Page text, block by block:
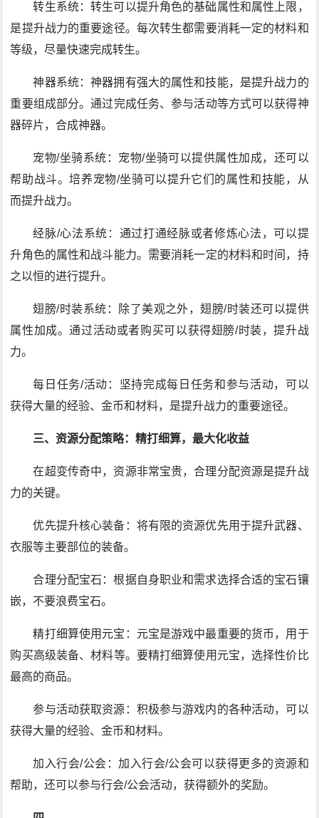
转生系统：转生可以提升角色的基础属性和属性上限，
是提升战力的重要途径。每次转生都需要消耗一定的材料和
等级，尽量快速完成转生。
神器系统：神器拥有强大的属性和技能，是提升战力的
重要组成部分。通过完成任务、参与活动等方式可以获得神
器碎片，合成神器。
宠物/坐骑系统：宠物/坐骑可以提供属性加成，还可以
帮助战斗。培养宠物/坐骑可以提升它们的属性和技能，从
而提升战力。
经脉/心法系统：通过打通经脉或者修炼心法，可以提
升角色的属性和战斗能力。需要消耗一定的材料和时间，持
之以恒的进行提升。
翅膀/时装系统：除了美观之外，翅膀/时装还可以提供
属性加成。通过活动或者购买可以获得翅膀/时装，提升战
力。
每日任务/活动：坚持完成每日任务和参与活动，可以
获得大量的经验、金币和材料，是提升战力的重要途径。
三、资源分配策略：精打细算，最大化收益
在超变传奇中，资源非常宝贵，合理分配资源是提升战
力的关键。
优先提升核心装备：将有限的资源优先用于提升武器、
衣服等主要部位的装备。
合理分配宝石：根据自身职业和需求选择合适的宝石镶
嵌，不要浪费宝石。
精打细算使用元宝：元宝是游戏中最重要的货币，用于
购买高级装备、材料等。要精打细算使用元宝，选择性价比
最高的商品。
参与活动获取资源：积极参与游戏内的各种活动，可以
获得大量的经验、金币和材料。
加入行会/公会：加入行会/公会可以获得更多的资源和
帮助，还可以参与行会/公会活动，获得额外的奖励。